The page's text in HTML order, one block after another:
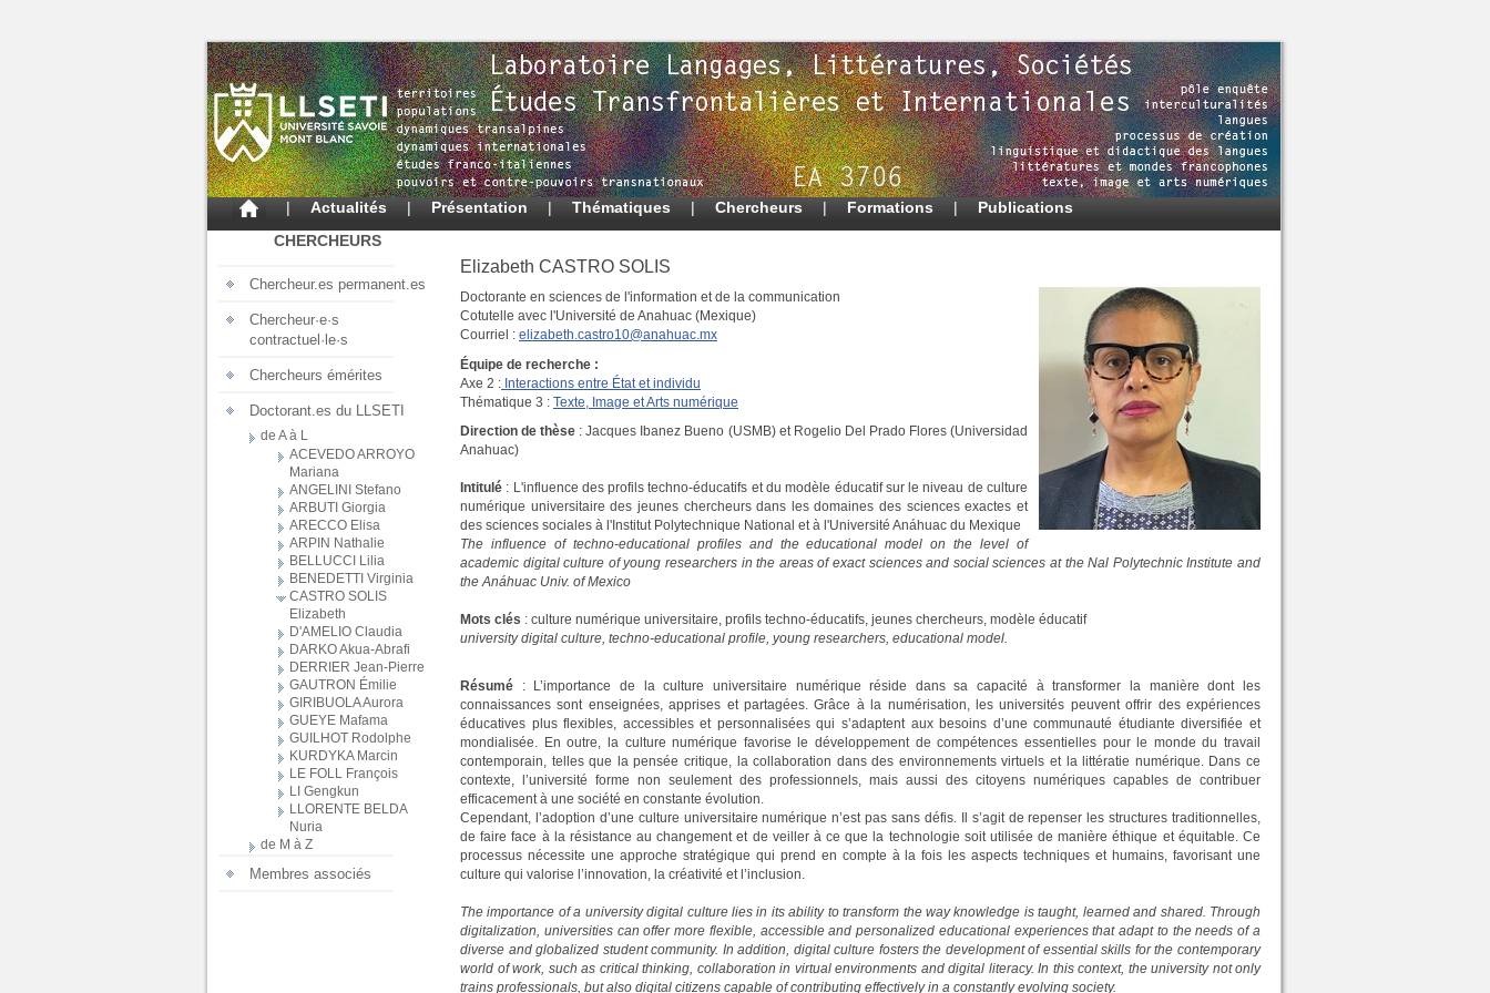
| Actualités | Présentation | Thématiques | Chercheurs | Formations | Publications
CHERCHEURS
Chercheur.es permanent.es
Chercheur·e·s
contractuel·le·s
Chercheurs émérites
Doctorant.es du LLSETI
de A à L
ACEVEDO ARROYO
Mariana
ANGELINI Stefano
ARBUTI Giorgia
ARECCO Elisa
ARPIN Nathalie
BELLUCCI Lilia
BENEDETTI Virginia
CASTRO SOLIS
Elizabeth
D'AMELIO Claudia
DARKO Akua-Abrafi
DERRIER Jean-Pierre
GAUTRON Émilie
GIRIBUOLA Aurora
GUEYE Mafama
GUILHOT Rodolphe
KURDYKA Marcin
LE FOLL François
LI Gengkun
LLORENTE BELDA
Nuria
de M à Z
Membres associés
Elizabeth CASTRO SOLIS
Doctorante en sciences de l'information et de la communication
Cotutelle avec l'Université de Anahuac (Mexique)
Courriel : elizabeth.castro10@anahuac.mx
Équipe de recherche :
Axe 2 : Interactions entre État et individu
Thématique 3 : Texte, Image et Arts numérique
Direction de thèse : Jacques Ibanez Bueno (USMB) et Rogelio Del Prado Flores (Universidad
Anahuac)
Intitulé : L'influence des profils techno-éducatifs et du modèle éducatif sur le niveau de culture
numérique universitaire des jeunes chercheurs dans les domaines des sciences exactes et
des sciences sociales à l'Institut Polytechnique National et à l'Université Anáhuac du Mexique
The influence of techno-educational profiles and the educational model on the level of
academic digital culture of young researchers in the areas of exact sciences and social sciences at the Nal Polytechnic Institute and
the Anáhuac Univ. of Mexico
Mots clés : culture numérique universitaire, profils techno-éducatifs, jeunes chercheurs, modèle éducatif
university digital culture, techno-educational profile, young researchers, educational model.
Résumé : L’importance de la culture universitaire numérique réside dans sa capacité à transformer la manière dont les
connaissances sont enseignées, apprises et partagées. Grâce à la numérisation, les universités peuvent offrir des expériences
éducatives plus flexibles, accessibles et personnalisées qui s’adaptent aux besoins d’une communauté étudiante diversifiée et
mondialisée. En outre, la culture numérique favorise le développement de compétences essentielles pour le monde du travail
contemporain, telles que la pensée critique, la collaboration dans des environnements virtuels et la littératie numérique. Dans ce
contexte, l’université forme non seulement des professionnels, mais aussi des citoyens numériques capables de contribuer
efficacement à une société en constante évolution.
Cependant, l’adoption d’une culture universitaire numérique n’est pas sans défis. Il s’agit de repenser les structures traditionnelles,
de faire face à la résistance au changement et de veiller à ce que la technologie soit utilisée de manière éthique et équitable. Ce
processus nécessite une approche stratégique qui prend en compte à la fois les aspects techniques et humains, favorisant une
culture qui valorise l’innovation, la créativité et l’inclusion.
The importance of a university digital culture lies in its ability to transform the way knowledge is taught, learned and shared. Through
digitalization, universities can offer more flexible, accessible and personalized educational experiences that adapt to the needs of a
diverse and globalized student community. In addition, digital culture fosters the development of essential skills for the contemporary
world of work, such as critical thinking, collaboration in virtual environments and digital literacy. In this context, the university not only
trains professionals, but also digital citizens capable of contributing effectively in a constantly evolving society.